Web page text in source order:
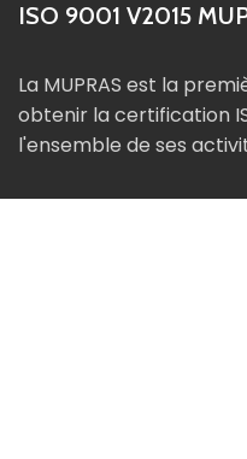
ISO 9001 V2015
La MUPRAS est la
obtenir la certification
l'ensemble de ses